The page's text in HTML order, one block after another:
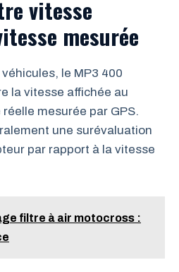
vitesse
mesurée
le MP3 400
la vitesse affichée au
mesurée par GPS.
une surévaluation
par rapport à la vitesse
filtre à air motocross :